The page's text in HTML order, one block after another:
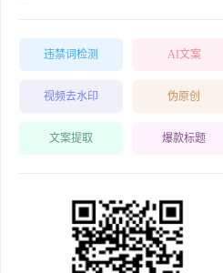
违禁词检测 AI文案
视频去水印 伪原创
文案提取 爆款标题